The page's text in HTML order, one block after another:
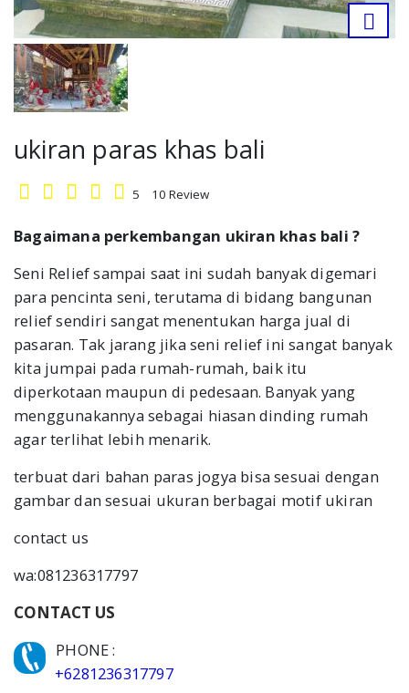
ukiran paras khas bali
5 10 Review
Bagaimana perkembangan ukiran khas bali ?
Seni Relief sampai saat ini sudah banyak digemari
para pencinta seni, terutama di bidang bangunan
relief sendiri sangat menentukan harga jual di
pasaran. Tak jarang jika seni relief ini sangat banyak
kita jumpai pada rumah-rumah, baik itu
diperkotaan maupun di pedesaan. Banyak yang
menggunakannya sebagai hiasan dinding rumah
agar terlihat lebih menarik.
terbuat dari bahan paras jogya bisa sesuai dengan
gambar dan sesuai ukuran berbagai motif ukiran
contact us
wa:081236317797
CONTACT US
PHONE :
+6281236317797